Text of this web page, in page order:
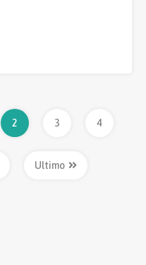
2 3 4
Ultimo